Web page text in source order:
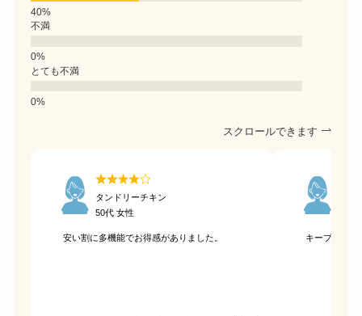
不満
とても不満
スクロールできます
タンドリーチキン
50代 女性
安い割に多機能でお得感がありました。 キープ力の高